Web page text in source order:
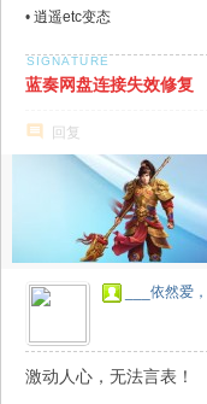
• 逍遥etc变态
蓝奏网盘连接失效修复
回复
___依然爱，|
激动人心，无法言表！